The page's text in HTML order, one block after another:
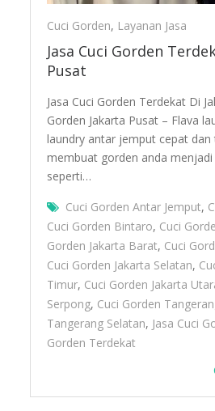
Cuci Gorden, Layanan Jasa
Jasa Cuci Gorden
Pusat
Jasa Cuci Gorden Terdekat Di
Gorden Jakarta Pusat – Flava
laundry antar jemput cepat dan
membuat gorden anda menjadi
seperti…
Cuci Gorden Antar Jemput,
Cuci Gorden Bintaro, Cuci
Gorden Jakarta Barat, Cuci
Cuci Gorden Jakarta Selatan,
Timur, Cuci Gorden Jakarta
Serpong, Cuci Gorden
Tangerang Selatan, Jasa Cuci
Gorden Terdekat